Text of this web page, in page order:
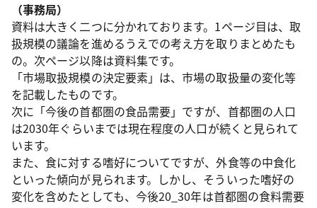
（事務局）
資料は大きく二つに分かれております。1ページ目は、取
扱規模の議論を進めるうえでの考え方を取りまとめたも
の。次ページ以降は資料集です。
「市場取扱規模の決定要素」は、市場の取扱量の変化等
を記載したものです。
次に「今後の首都圏の食品需要」ですが、首都圏の人口
は2030年ぐらいまでは現在程度の人口が続くと見られて
います。
また、食に対する嗜好についてですが、外食等の中食化
といった傾向が見られます。しかし、そういった嗜好の
変化を含めたとしても、今後20_30年は首都圏の食料需要